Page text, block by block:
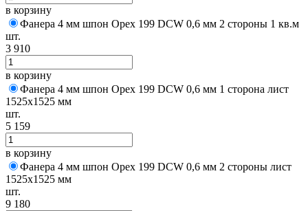
в корзину
Фанера 4 мм шпон Орех 199 DCW 0,6 мм 2 стороны 1 кв.м
шт.
3 910
в корзину
Фанера 4 мм шпон Орех 199 DCW 0,6 мм 1 сторона лист
1525х1525 мм
шт.
5 159
в корзину
Фанера 4 мм шпон Орех 199 DCW 0,6 мм 2 стороны лист
1525х1525 мм
шт.
9 180